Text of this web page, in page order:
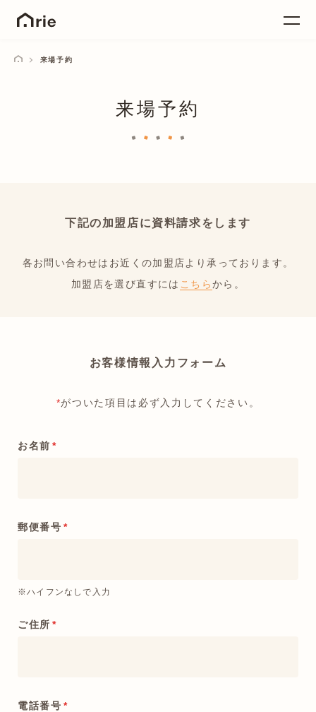
来場予約
来場予約
下記の加盟店に資料請求をします
各お問い合わせはお近くの加盟店より承っております。
加盟店を選び直すには こちらから。
お客様情報入力フォーム
*がついた項目は必ず入力してください。
お名前 *
郵便番号 *
※ハイフンなしで入力
ご住所 *
電話番号 *